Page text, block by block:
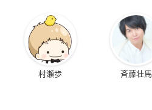
村瀬歩 斉藤壮馬